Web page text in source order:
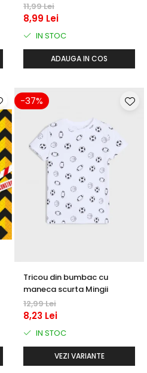
11,99 Lei
8,99 Lei
IN STOC
ADAUGA IN COS
-37%
Tricou din bumbac cu
maneca scurta Mingii
12,99 Lei
8,23 Lei
IN STOC
VEZI VARIANTE